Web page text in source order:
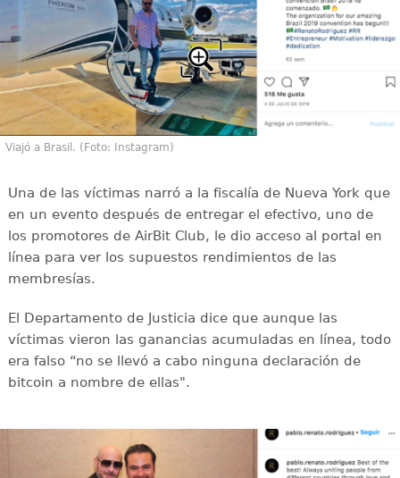
Viajó a Brasil. (Foto: Instagram)
Una de las víctimas narró a la fiscalía de Nueva York que
en un evento después de entregar el efectivo, uno de
los promotores de AirBit Club, le dio acceso al portal en
línea para ver los supuestos rendimientos de las
membresías.
El Departamento de Justicia dice que aunque las
víctimas vieron las ganancias acumuladas en línea, todo
era falso “no se llevó a cabo ninguna declaración de
bitcoin a nombre de ellas".